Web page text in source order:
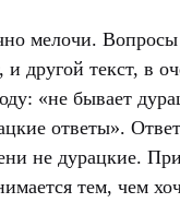
мелочи.
и другой текст, в
«не бывает
ответы».
не дурацкие.
тем, чем